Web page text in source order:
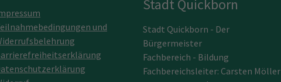
und
Stadt Quickborn
Stadt Quickborn - Der
Bürgermeister
Fachbereich - Bildung
Fachbereichsleiter: Carsten Möller